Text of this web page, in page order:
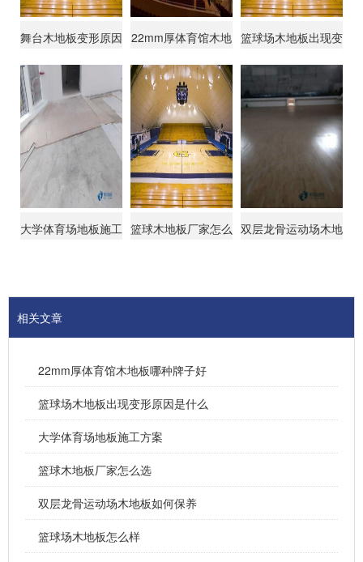
舞台木地板变形原因 22mm厚体育馆木地 篮球场木地板出现变
大学体育场地板施工 篮球木地板厂家怎么 双层龙骨运动场木地
相关文章
22mm厚体育馆木地板哪种牌子好
篮球场木地板出现变形原因是什么
大学体育场地板施工方案
篮球木地板厂家怎么选
双层龙骨运动场木地板如何保养
篮球场木地板怎么样